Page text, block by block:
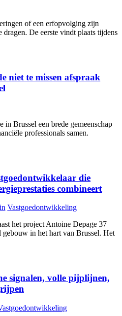
of een erfopvolging zijn
De eerste vindt plaats tijdens
niet te missen afspraak
in Brussel een brede gemeenschap
professionals samen.
die
combineert
Vastgoedontwikkeling
het project Antoine Depage 37
in het hart van Brussel. Het
signalen, volle pijplijnen,